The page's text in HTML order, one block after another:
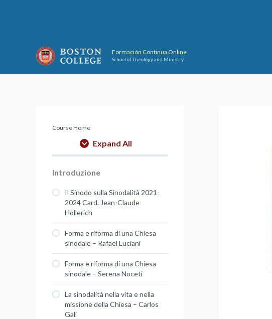
Formación Continua Online
School of Theology and Ministry
Course Home
Expand All
Introduzione
Il Sinodo sulla Sinodalità 2021-
2024 Card. Jean-Claude
Hollerich
Forma e riforma di una Chiesa
sinodale – Rafael Luciani
Forma e riforma di una Chiesa
sinodale – Serena Noceti
La sinodalità nella vita e nella
missione della Chiesa – Carlos
Gali